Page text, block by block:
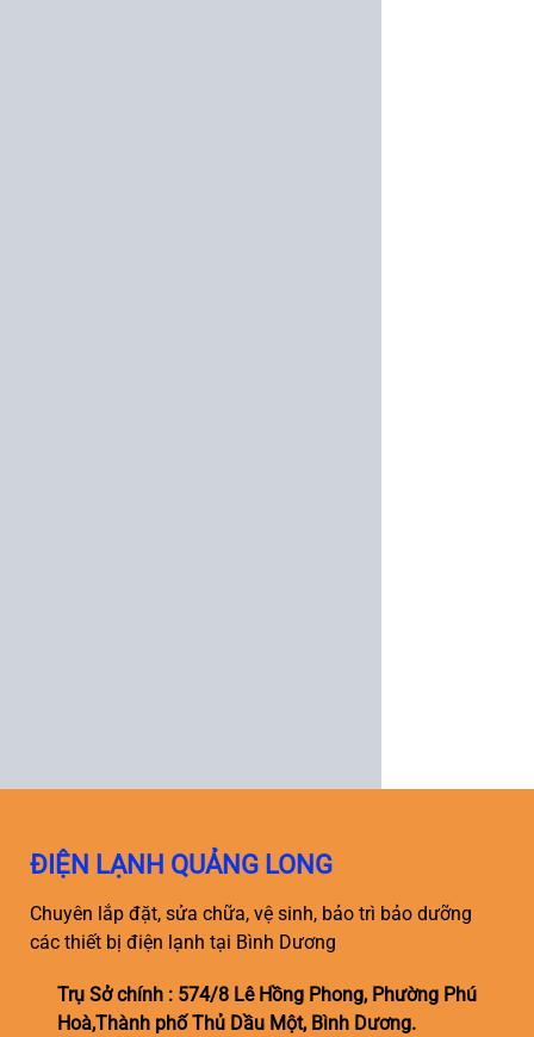
ĐIỆN LẠNH QUẢNG LONG
Chuyên lắp đặt, sửa chữa, vệ sinh, bảo trì bảo dưỡng
các thiết bị điện lạnh tại Bình Dương
Trụ Sở chính : 574/8 Lê Hồng Phong, Phường Phú
Hoà,Thành phố Thủ Dầu Một, Bình Dương.